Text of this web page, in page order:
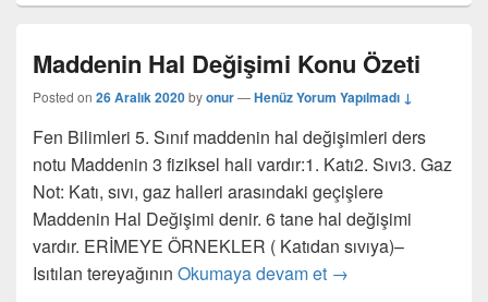
Maddenin Hal Değişimi Konu Özeti
Posted on 26 Aralık 2020byonur—Henüz Yorum Yapılmadı ↓
Fen Bilimleri 5. Sınıf maddenin hal değişimleri ders
notu Maddenin 3 fiziksel hali vardır:1. Katı2. Sıvı3. Gaz
Not: Katı, sıvı, gaz halleri arasındaki geçişlere
Maddenin Hal Değişimi denir. 6 tane hal değişimi
vardır. ERİMEYE ÖRNEKLER ( Katıdan sıvıya)–
Isıtılan tereyağının Okumaya devam et Maddenin Hal
→